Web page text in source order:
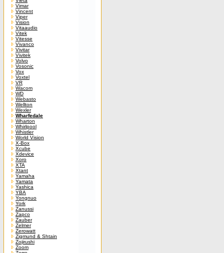
Vimar
Vincent
Viper
Vision
Vitaaudio
Vitek
Vitesse
Vivanco
Vivitar
Vivitek
Volvo
Vosonic
Vox
Voxtel
VR
Wacom
WD
Webasto
Wellton
Wexler
Wharfedale
Wharton
Whirlpool
Whistler
World Vision
X-Box
Xcube
Xdevice
Xoro
XTA
Xtant
Yamaha
Yamata
Yashica
YBA
Yongnuo
York
Zanussi
Zapco
Zauber
Zelmer
Zerowatt
Zigmund & Shtain
Zojirushi
Zoom